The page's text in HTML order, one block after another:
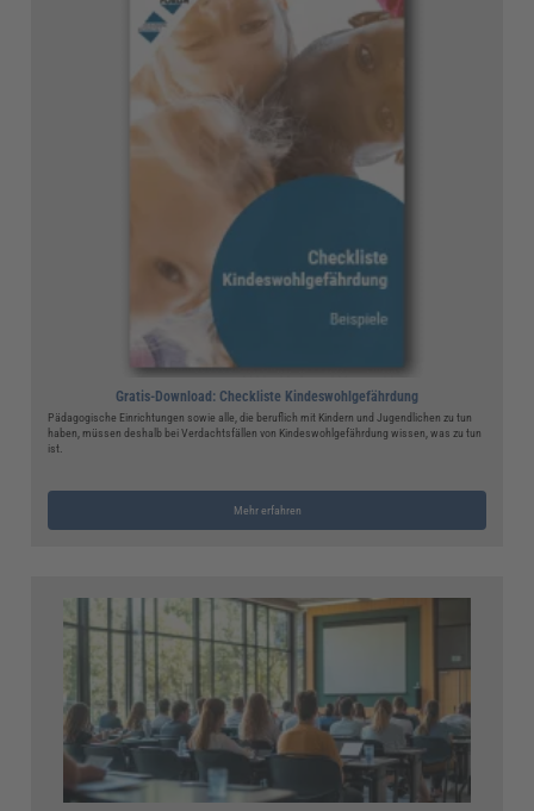
Gratis-Download: Checkliste Kindeswohlgefährdung
Pädagogische Einrichtungen sowie alle, die beruflich mit Kindern und Jugendlichen zu tun
haben, müssen deshalb bei Verdachtsfällen von Kindeswohlgefährdung wissen, was zu tun
ist.
Mehr erfahren